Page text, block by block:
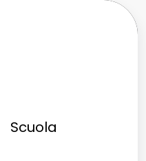
Scuola